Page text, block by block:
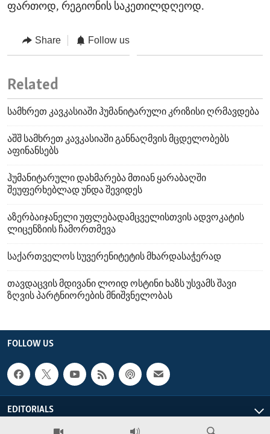
ფართოდ, რეგიონის საკეთილდღეოდ.
Share Follow us
Related
სამხრეთ კავკასიაში ჰუმანიტარული კრიზისი ღრმავდება
აშშ სამხრეთ კავკასიაში განნაღმვის მცდელობებს
აფინანსებს
ჰუმანიტარული დახმარება მთიან ყარაბაღში
შეუფერხებლად უნდა შევიდეს
აზერბაიჯანელი უფლებადამცველისთვის ადვოკატის
ლიცენზიის ჩამორთმევა
საქართველოს სუვერენიტეტის მხარდასაჭერად
თავდაცვის მდივანი ლოიდ ოსტინი ხაზს უსვამს შავი
ზღვის პარტნიორების მნიშვნელობას
FOLLOW US
EDITORIALS